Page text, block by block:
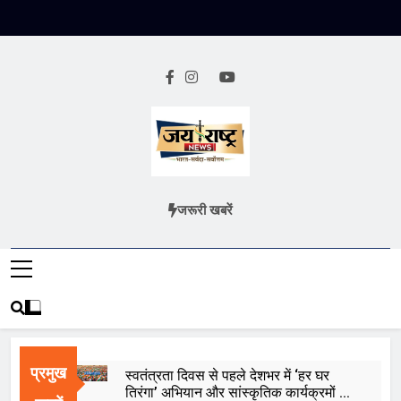
Jai Rashtra
हिंदी समाचार
जरूरी खबरें
प्रमुख
स्वतंत्रता दिवस से पहले देशभर में ‘हर घर
तिरंगा’ अभियान और सांस्कृतिक कार्यक्रमों की